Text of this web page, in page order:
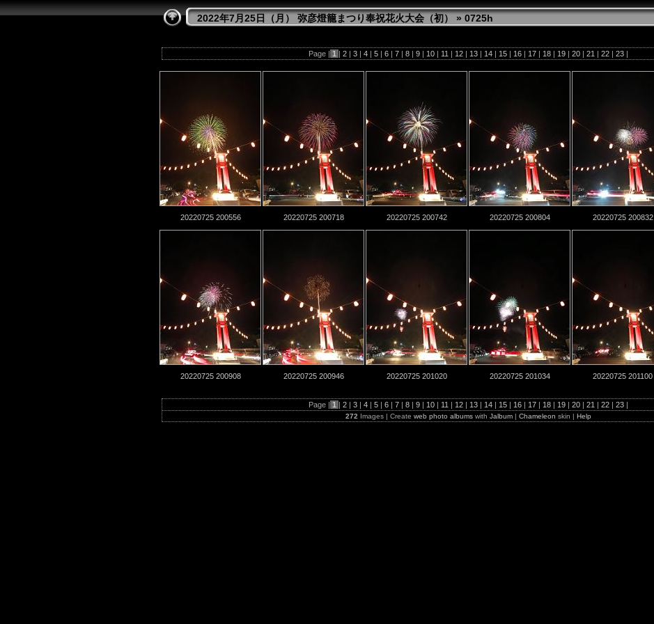
2022年7月25日（月） 弥彦燈籠まつり奉祝花火大会（初） » 0725h
Page | 1 | 2 | 3 | 4 | 5 | 6 | 7 | 8 | 9 | 10 | 11 | 12 | 13 | 14 | 15 | 16 | 17 | 18 | 19 | 20 | 21 | 22 | 23 |
20220725 200556 20220725 200718 20220725 200742 20220725 200804 20220725 200832
20220725 200908 20220725 200946 20220725 201020 20220725 201034 20220725 201100
Page | 1 | 2 | 3 | 4 | 5 | 6 | 7 | 8 | 9 | 10 | 11 | 12 | 13 | 14 | 15 | 16 | 17 | 18 | 19 | 20 | 21 | 22 | 23 |
272 Images | Create web photo albumswith Jalbum| Chameleon skin | Help